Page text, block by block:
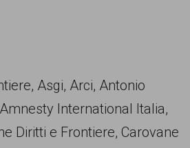
Asgi, Arci, Antonio
International Italia,
Diritti e Frontiere, Carovane